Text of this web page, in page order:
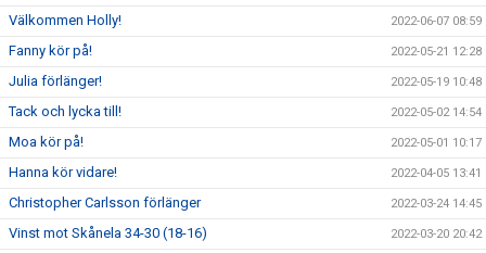
Välkommen Holly! 2022-06-07 08:59
Fanny kör på! 2022-05-21 12:28
Julia förlänger! 2022-05-19 10:48
Tack och lycka till! 2022-05-02 14:54
Moa kör på! 2022-05-01 10:17
Hanna kör vidare! 2022-04-05 13:41
Christopher Carlsson förlänger 2022-03-24 14:45
Vinst mot Skånela 34-30 (18-16) 2022-03-20 20:42